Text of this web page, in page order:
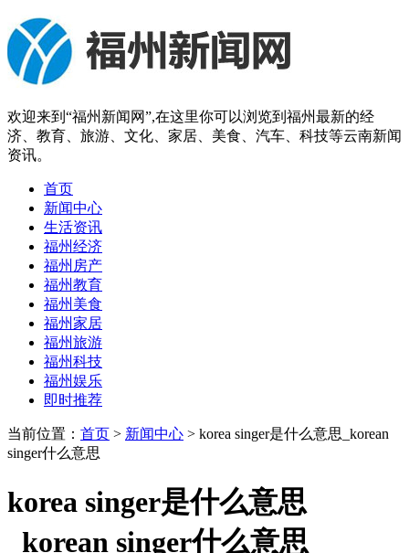
欢迎来到“福州新闻网”,在这里你可以浏览到福州最新的经
济、教育、旅游、文化、家居、美食、汽车、科技等云南新闻
资讯。
首页
新闻中心
生活资讯
福州经济
福州房产
福州教育
福州美食
福州家居
福州旅游
福州科技
福州娱乐
即时推荐
当前位置： 首页 > 新闻中心 > korea singer是什么意思_korean
singer什么意思
korea singer是什么意思
_korean singer什么意思